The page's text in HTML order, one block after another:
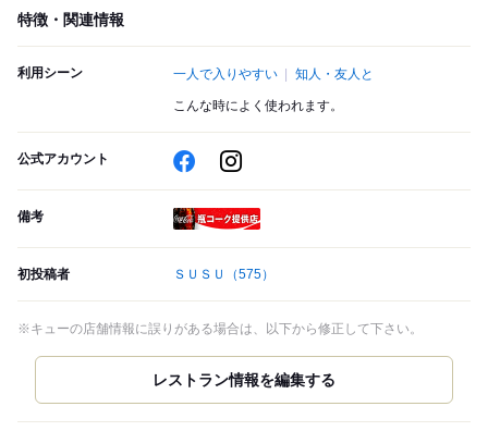
特徴・関連情報
利用シーン 一人で入りやすい 知人・友人と
こんな時によく使われます。
公式アカウント
備考
初投稿者 ＳＵＳＵ （575）
※キューの店舗情報に誤りがある場合は、以下から修正して下さい。